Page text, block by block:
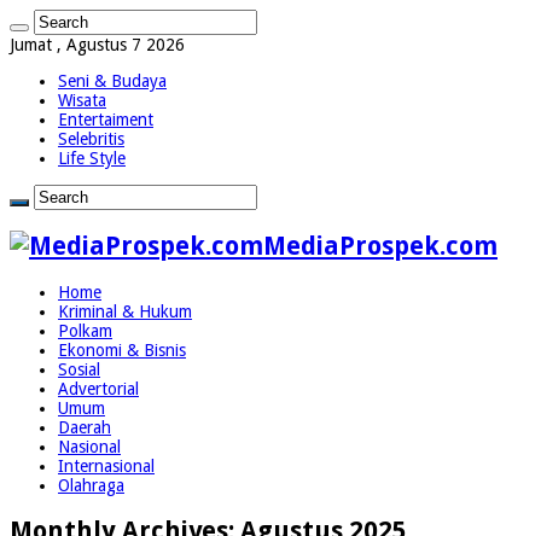
Jumat , Agustus 7 2026
Seni & Budaya
Wisata
Entertaiment
Selebritis
Life Style
MediaProspek.com
Home
Kriminal & Hukum
Polkam
Ekonomi & Bisnis
Sosial
Advertorial
Umum
Daerah
Nasional
Internasional
Olahraga